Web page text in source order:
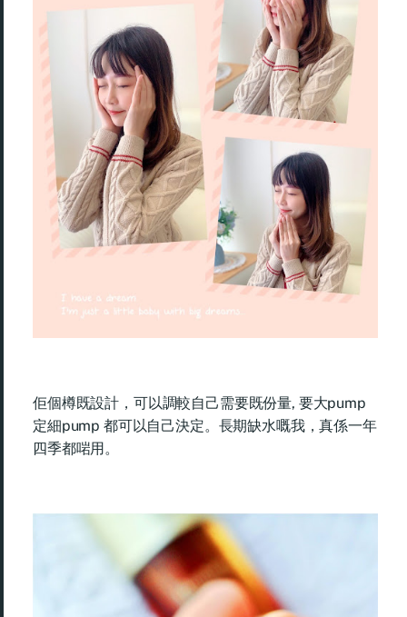
佢個樽既設計，可以調較自己需要既份量, 要大pump
定細pump 都可以自己決定。長期缺水嘅我，真係一年
四季都啱用。